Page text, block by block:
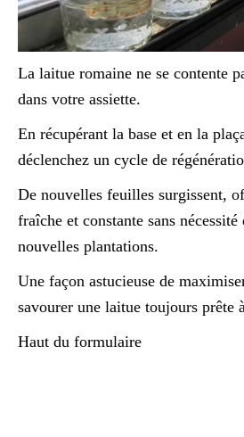
La laitue romaine ne se contente
dans votre assiette.
En récupérant la base et en la
déclenchez un cycle de
De nouvelles feuilles surgissent,
fraîche et constante sans
nouvelles plantations.
Une façon astucieuse de
savourer une laitue toujours prête
Haut du formulaire